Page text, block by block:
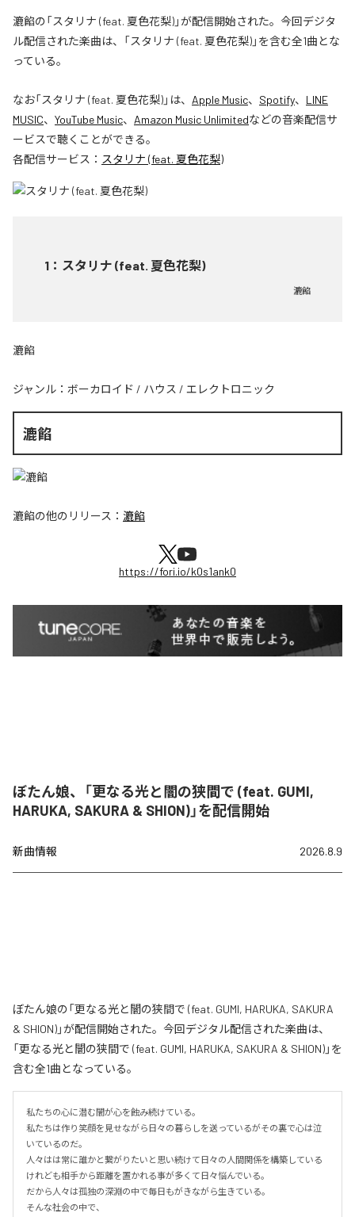
漉餡の「スタリナ (feat. 夏色花梨)」が配信開始された。今回デジタ
ル配信された楽曲は、「スタリナ (feat. 夏色花梨)」を含む全1曲とな
っている。
なお「スタリナ (feat. 夏色花梨)」は、 Apple Music、 Spotify、 LINE
MUSIC、 YouTube Music、 Amazon Music Unlimitedなどの音楽配信サ
ービスで聴くことができる。
各配信サービス： スタリナ (feat. 夏色花梨)
1 ： スタリナ (feat. 夏色花梨)
漉餡
漉餡
ジャンル： ボーカロイド / ハウス / エレクトロニック
漉餡
漉餡の他のリリース： 漉餡
https://fori.io/k0s1ank0
ぼたん娘、「更なる光と闇の狭間で (feat. GUMI,
HARUKA, SAKURA & SHION)」を配信開始
新曲情報 2026.8.9
ぼたん娘の「更なる光と闇の狭間で (feat. GUMI, HARUKA, SAKURA
& SHION)」が配信開始された。今回デジタル配信された楽曲は、
「更なる光と闇の狭間で (feat. GUMI, HARUKA, SAKURA & SHION)」を
含む全1曲となっている。
私たちの心に潜む闇が心を蝕み続けている。
私たちは作り笑顔を見せながら日々の暮らしを送っているがその裏で心は泣
いているのだ。
人々はは常に誰かと繋がりたいと思い続けて日々の人間関係を構築している
けれども相手から距離を置かれる事が多くて日々悩んでいる。
だから人々は孤独の深淵の中で毎日もがきながら生きている。
そんな社会の中で、